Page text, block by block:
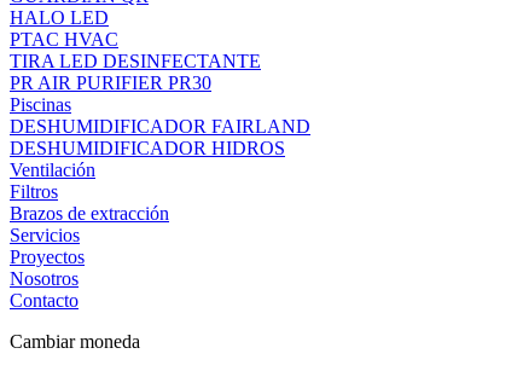
HALO LED
PTAC HVAC
TIRA LED DESINFECTANTE
PR AIR PURIFIER PR30
Piscinas
DESHUMIDIFICADOR FAIRLAND
DESHUMIDIFICADOR HIDROS
Ventilación
Filtros
Brazos de extracción
Servicios
Proyectos
Nosotros
Contacto
Cambiar moneda